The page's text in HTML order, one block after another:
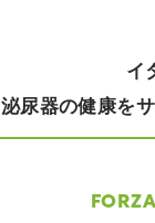
イ
泌尿器の健康を